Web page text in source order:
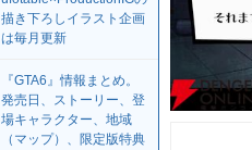
描き下ろしイラスト企画
は毎月更新
『GTA6』情報まとめ。
発売日、ストーリー、登
場キャラクター、地域
（マップ）、限定版特典